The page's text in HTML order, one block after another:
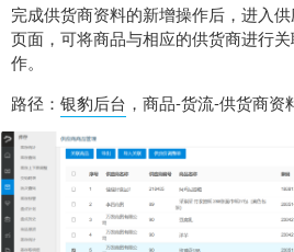
完成供货商资料的新增操作后，进入
页面，可将商品与相应的供货商进行
作。
路径： 银豹后台 ，商品-货流-供货商资